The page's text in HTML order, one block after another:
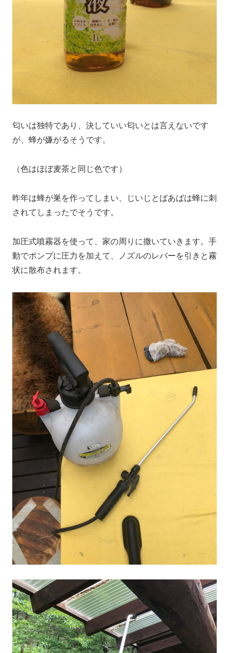
匂いは独特であり、決していい匂いとは言えないです
が、蜂が嫌がるそうです。
（色はほぼ麦茶と同じ色です）
昨年は蜂が巣を作ってしまい、じいじとばあばは蜂に刺
されてしまったでそうです。
加圧式噴霧器を使って、家の周りに撒いていきます。手
動でポンプに圧力を加えて、ノズルのレバーを引きと霧
状に散布されます。